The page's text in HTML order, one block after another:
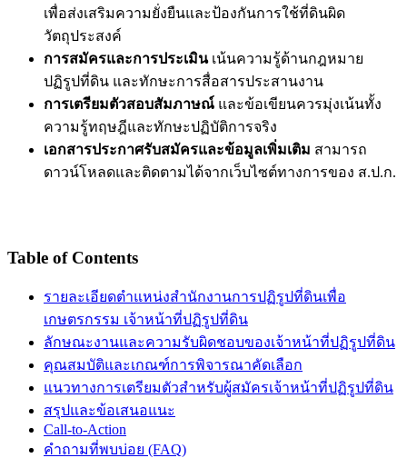
เพื่อส่งเสริมความยั่งยืนและป้องกันการใช้ที่ดินผิด
วัตถุประสงค์
การสมัครและการประเมินเน้นความรู้ด้านกฎหมาย
ปฏิรูปที่ดิน และทักษะการสื่อสารประสานงาน
การเตรียมตัวสอบสัมภาษณ์ และข้อเขียนควรมุ่งเน้นทั้ง
ความรู้ทฤษฎีและทักษะปฏิบัติการจริง
เอกสารประกาศรับสมัครและข้อมูลเพิ่มเติม สามารถ
ดาวน์โหลดและติดตามได้จากเว็บไซต์ทางการของ ส.ป.ก.
Table of Contents
รายละเอียดตำแหน่งสำนักงานการปฏิรูปที่ดินเพื่อ
เกษตรกรรม เจ้าหน้าที่ปฏิรูปที่ดิน
ลักษณะงานและความรับผิดชอบของเจ้าหน้าที่ปฏิรูปที่ดิน
คุณสมบัติและเกณฑ์การพิจารณาคัดเลือก
แนวทางการเตรียมตัวสำหรับผู้สมัครเจ้าหน้าที่ปฏิรูปที่ดิน
สรุปและข้อเสนอแนะ
Call-to-Action
คำถามที่พบบ่อย (FAQ)